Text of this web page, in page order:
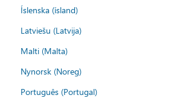
Íslenska (ísland)
Latviešu (Latvija)
Malti (Malta)
Nynorsk (Noreg)
Português (Portugal)